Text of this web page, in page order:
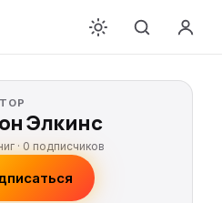
Элкинс
· 0 подписчиков